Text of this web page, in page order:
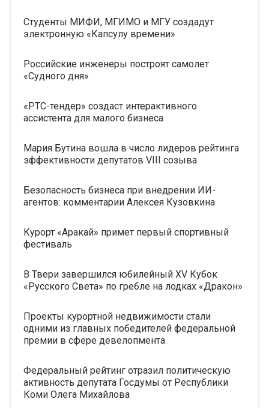
Студенты МИФИ, МГИМО и МГУ создадут
электронную «Капсулу времени»
Российские инженеры построят самолет
«Судного дня»
«РТС-тендер» создаст интерактивного
ассистента для малого бизнеса
Мария Бутина вошла в число лидеров рейтинга
эффективности депутатов VIII созыва
Безопасность бизнеса при внедрении ИИ-
агентов: комментарии Алексея Кузовкина
Курорт «Аракай» примет первый спортивный
фестиваль
В Твери завершился юбилейный XV Кубок
«Русского Света» по гребле на лодках «Дракон»
Проекты курортной недвижимости стали
одними из главных победителей федеральной
премии в сфере девелопмента
Федеральный рейтинг отразил политическую
активность депутата Госдумы от Республики
Коми Олега Михайлова